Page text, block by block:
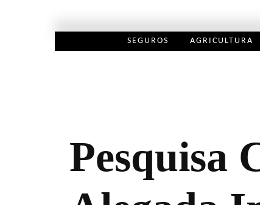
SEGUROS AGRICULTURA
Pesquisa